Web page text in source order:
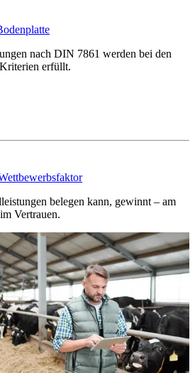
nach DIN 7861 werden bei den
erfüllt.
belegen kann, gewinnt – am
Vertrauen.